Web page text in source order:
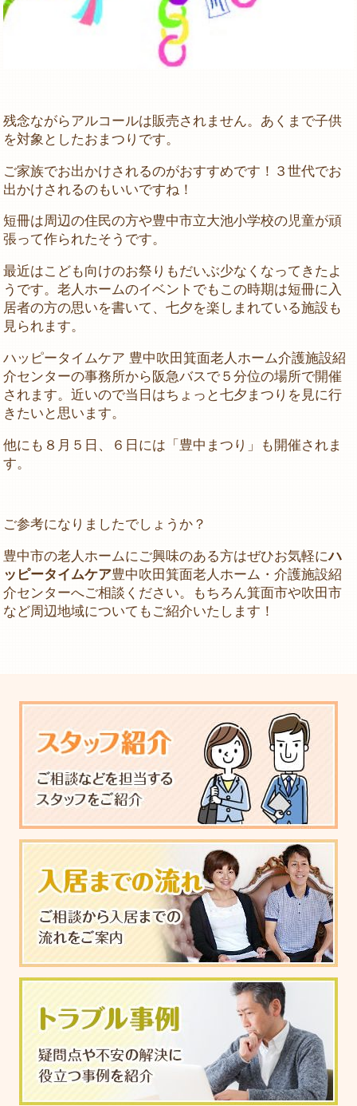
残念ながらアルコールは販売されません。あくまで子供
を対象としたおまつりです。
ご家族でお出かけされるのがおすすめです！３世代でお
出かけされるのもいいですね！
短冊は周辺の住民の方や豊中市立大池小学校の児童が頑
張って作られたそうです。
最近はこども向けのお祭りもだいぶ少なくなってきたよ
うです。老人ホームのイベントでもこの時期は短冊に入
居者の方の思いを書いて、七夕を楽しまれている施設も
見られます。
ハッピータイムケア 豊中吹田箕面老人ホーム介護施設紹
介センターの事務所から阪急バスで５分位の場所で開催
されます。近いので当日はちょっと七夕まつりを見に行
きたいと思います。
他にも８月５日、６日には「豊中まつり」も開催されま
す。
ご参考になりましたでしょうか？
豊中市の老人ホームにご興味のある方はぜひお気軽にハ
ッピータイムケア豊中吹田箕面老人ホーム・介護施設紹
介センターへご相談ください。もちろん箕面市や吹田市
など周辺地域についてもご紹介いたします！